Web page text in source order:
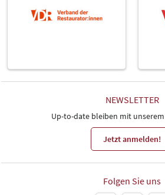
NEWSLETTER
Up-to-date bleiben mit
Jetzt anmelden!
Folgen Sie uns